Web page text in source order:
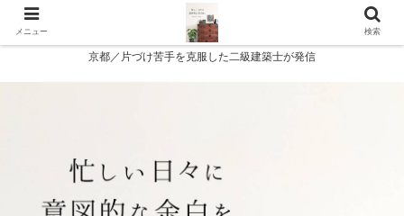
京都／片づけ苦手を克服した二級建築士が発信
メニュー 検索